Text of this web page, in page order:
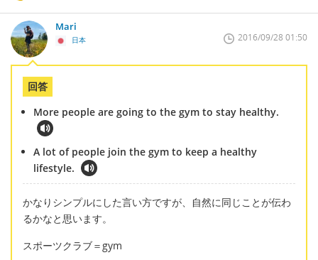
Mari
日本 2016/09/28 01:50
回答
More people are going to the gym to stay healthy.
A lot of people join the gym to keep a healthy
lifestyle.
かなりシンプルにした言い方ですが、自然に同じことが伝わ
るかなと思います。
スポーツクラブ＝gym